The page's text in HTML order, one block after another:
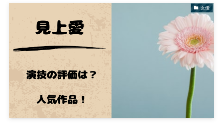
女優